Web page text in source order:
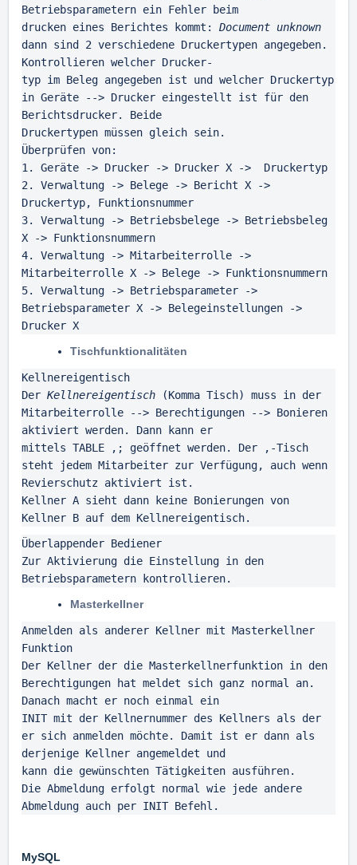
Betriebsparametern ein Fehler beim
drucken eines Berichtes kommt: Document unknown
dann sind 2 verschiedene Druckertypen angegeben.
Kontrollieren welcher Drucker-
typ im Beleg angegeben ist und welcher Druckertyp
in Geräte --> Drucker eingestellt ist für den
Berichtsdrucker. Beide
Druckertypen müssen gleich sein.
Überprüfen von:
1. Geräte -> Drucker -> Drucker X ->  Druckertyp
2. Verwaltung -> Belege -> Bericht X ->
Druckertyp, Funktionsnummer
3. Verwaltung -> Betriebsbelege -> Betriebsbeleg
X -> Funktionsnummern
4. Verwaltung -> Mitarbeiterrolle ->
Mitarbeiterrolle X -> Belege -> Funktionsnummern
5. Verwaltung -> Betriebsparameter ->
Betriebsparameter X -> Belegeinstellungen ->
Drucker X
Tischfunktionalitäten
Kellnereigentisch
Der Kellnereigentisch (Komma Tisch) muss in der
Mitarbeiterrolle --> Berechtigungen --> Bonieren
aktiviert werden. Dann kann er
mittels TABLE ,; geöffnet werden. Der ,-Tisch
steht jedem Mitarbeiter zur Verfügung, auch wenn
Revierschutz aktiviert ist.
Kellner A sieht dann keine Bonierungen von
Kellner B auf dem Kellnereigentisch.
Überlappender Bediener
Zur Aktivierung die Einstellung in den
Betriebsparametern kontrollieren.
Masterkellner
Anmelden als anderer Kellner mit Masterkellner
Funktion
Der Kellner der die Masterkellnerfunktion in den
Berechtigungen hat meldet sich ganz normal an.
Danach macht er noch einmal ein
INIT mit der Kellnernummer des Kellners als der
er sich anmelden möchte. Damit ist er dann als
derjenige Kellner angemeldet und
kann die gewünschten Tätigkeiten ausführen.
Die Abmeldung erfolgt normal wie jede andere
Abmeldung auch per INIT Befehl.
MySQL